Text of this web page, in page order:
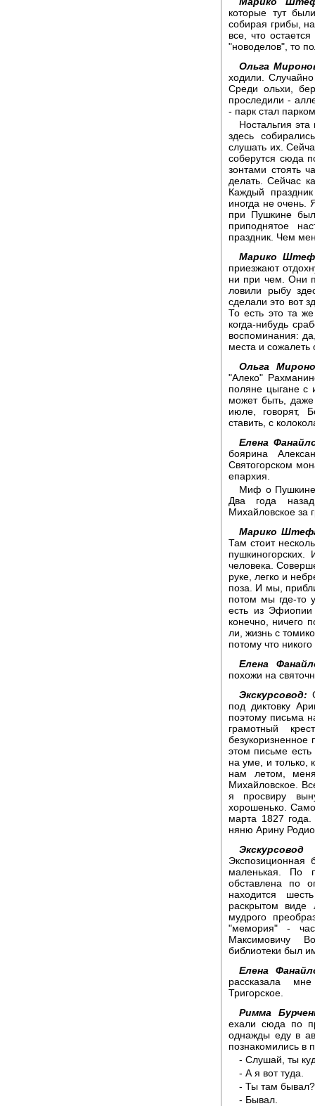
которые тут
собирая грибы,
все, что
"новоделов", то
Ольга
ходили.
Среди ольхи,
проследили -
- парк стал
Ностальгия
здесь
слушать их.
соберутся сюда
зонтами стоять
делать. Сейчас
Каждый
иногда не очень.
при Пушкине
приподнятое
праздник. Чем
Марико
приезжают
ни при чем. Они
ловили рыбу
сделали это вот
То есть это та
когда-нибудь
воспоминания:
места и
Ольга
"Алеко"
поляне цыгане с
может быть,
июле, говорят,
ставить, с
Елена
боярина
Святогорском
епархия.
Миф о Пушкине
Два года
Михайловское за
Марико
Там стоит
человека.
руке, легко и
поза. И мы,
потом мы где-то
есть из
конечно, ничего
ли, жизнь с
потому что
Елена
похожи на
Экскурсовод:
под диктовку
поэтому письма
грамотный
этом письме
на уме, и только,
нам летом,
Михайловское.
я просвиру
хорошенько.
марта 1827
няню Арину
Экспозиционная
маленькая. По
обставлена по
находится
раскрытом виде
мудрого
"мемория" -
Максимовичу
библиотеки был
Елена
рассказала
Тригорское.
Римма
ехали сюда по
однажды еду в
познакомились в
- Слушай, ты
- А я вот туда.
- Ты там бывал?
- Бывал.